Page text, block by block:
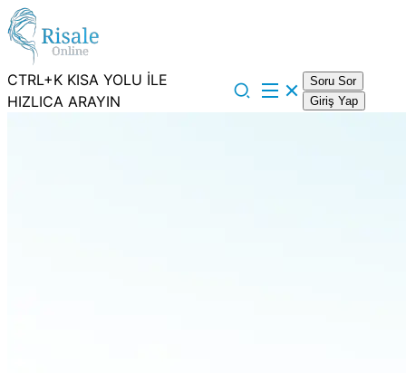
CTRL+K KISA YOLU İLE
HIZLICA ARAYIN
Soru Sor
Giriş Yap